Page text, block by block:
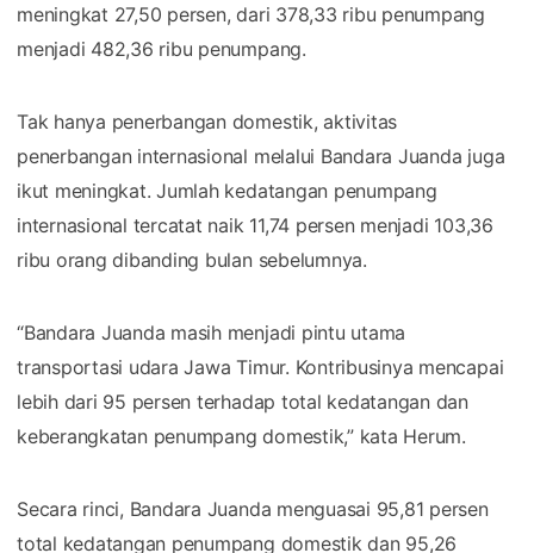
meningkat 27,50 persen, dari 378,33 ribu penumpang
menjadi 482,36 ribu penumpang.
Tak hanya penerbangan domestik, aktivitas
penerbangan internasional melalui Bandara Juanda juga
ikut meningkat. Jumlah kedatangan penumpang
internasional tercatat naik 11,74 persen menjadi 103,36
ribu orang dibanding bulan sebelumnya.
“Bandara Juanda masih menjadi pintu utama
transportasi udara Jawa Timur. Kontribusinya mencapai
lebih dari 95 persen terhadap total kedatangan dan
keberangkatan penumpang domestik,” kata Herum.
Secara rinci, Bandara Juanda menguasai 95,81 persen
total kedatangan penumpang domestik dan 95,26